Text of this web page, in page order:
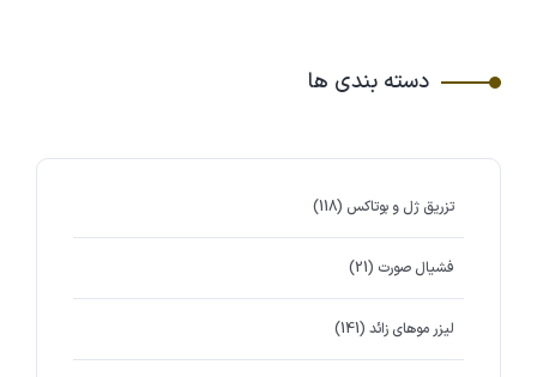
دسته بندی ها
تزریق ژل و بوتاکس (118)
فشیال صورت (21)
لیزر موهای زائد (141)